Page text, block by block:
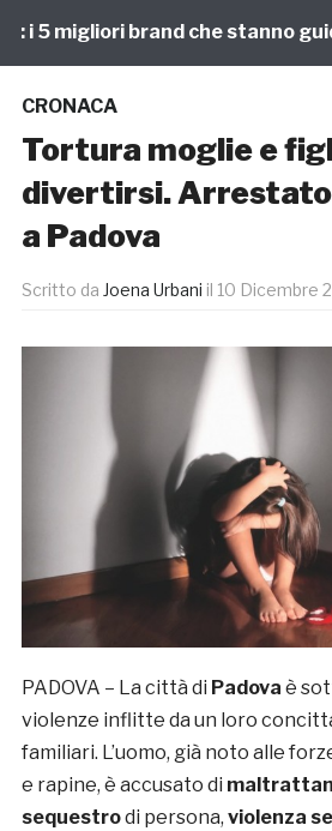
5 migliori brand che stanno
CRONACA
Tortura moglie e
divertirsi.
a Padova
Scritto da Joena Urbani il 10 Dicembre
PADOVA – La città di Padova è
violenze inflitte da un loro
familiari. L’uomo, già noto alle
e rapine, è accusato di
sequestrodi persona, violenza